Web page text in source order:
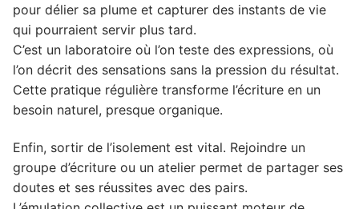
pour délier sa plume et capturer des instants de vie
qui pourraient servir plus tard.
C’est un laboratoire où l’on teste des expressions, où
l’on décrit des sensations sans la pression du résultat.
Cette pratique régulière transforme l’écriture en un
besoin naturel, presque organique.
Enfin, sortir de l’isolement est vital. Rejoindre un
groupe d’écriture ou un atelier permet de partager ses
doutes et ses réussites avec des pairs.